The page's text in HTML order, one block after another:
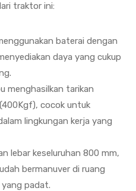
traktor ini:
baterai dengan
daya yang cukup
menghasilkan tarikan
cocok untuk
lingkungan kerja yang
lebar keseluruhan 800 mm,
bermanuver di ruang
padat.